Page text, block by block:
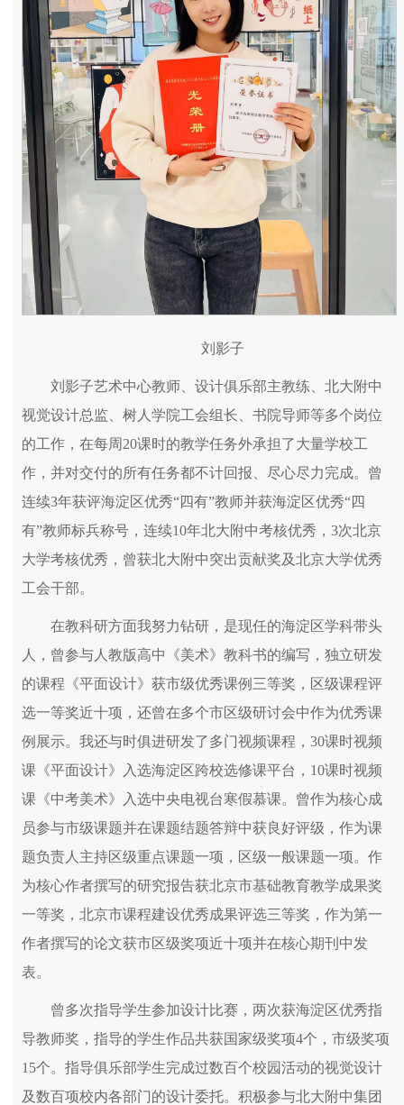
刘影子
刘影子艺术中心教师、设计俱乐部主教练、北大附中
视觉设计总监、树人学院工会组长、书院导师等多个岗位
的工作，在每周20课时的教学任务外承担了大量学校工
作，并对交付的所有任务都不计回报、尽心尽力完成。曾
连续3年获评海淀区优秀“四有”教师并获海淀区优秀“四
有”教师标兵称号，连续10年北大附中考核优秀，3次北京
大学考核优秀，曾获北大附中突出贡献奖及北京大学优秀
工会干部。
在教科研方面我努力钻研，是现任的海淀区学科带头
人，曾参与人教版高中《美术》教科书的编写，独立研发
的课程《平面设计》获市级优秀课例三等奖，区级课程评
选一等奖近十项，还曾在多个市区级研讨会中作为优秀课
例展示。我还与时俱进研发了多门视频课程，30课时视频
课《平面设计》入选海淀区跨校选修课平台，10课时视频
课《中考美术》入选中央电视台寒假慕课。曾作为核心成
员参与市级课题并在课题结题答辩中获良好评级，作为课
题负责人主持区级重点课题一项，区级一般课题一项。作
为核心作者撰写的研究报告获北京市基础教育教学成果奖
一等奖，北京市课程建设优秀成果评选三等奖，作为第一
作者撰写的论文获市区级奖项近十项并在核心期刊中发
表。
曾多次指导学生参加设计比赛，两次获海淀区优秀指
导教师奖，指导的学生作品共获国家级奖项4个，市级奖项
15个。指导俱乐部学生完成过数百个校园活动的视觉设计
及数百项校内各部门的设计委托。积极参与北大附中集团